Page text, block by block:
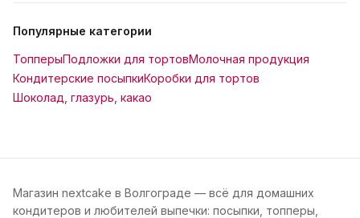
Популярные категории
ТопперыПодложки для тортовМолочная продукция
Кондитерские посыпкиКоробки для тортов
Шоколад, глазурь, какао
Магазин nextcake в Волгограде — всё для домашних
кондитеров и любителей выпечки: посыпки, топперы,